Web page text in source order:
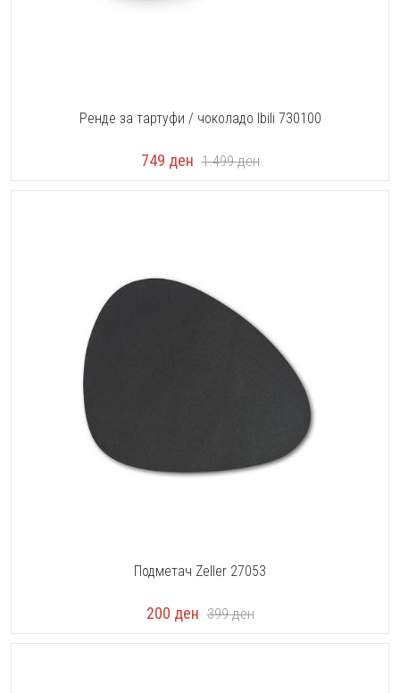
Ренде за тартуфи / чоколадо Ibili 730100
749 ден 1.499ден
Подметач Zeller 27053
200 ден 399ден